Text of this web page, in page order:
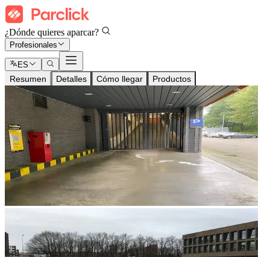
¿Dónde quieres aparcar?
Profesionales
ES
Resumen Detalles Cómo llegar Productos